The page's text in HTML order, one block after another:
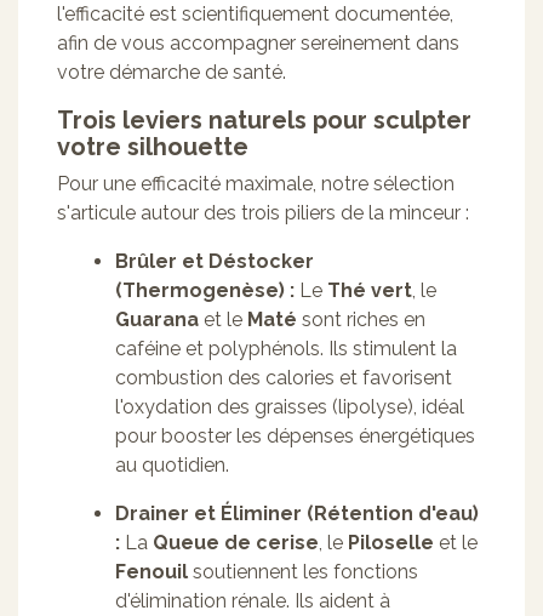
l'efficacité est scientifiquement documentée,
afin de vous accompagner sereinement dans
votre démarche de santé.
Trois leviers naturels pour sculpter
votre silhouette
Pour une efficacité maximale, notre sélection
s'articule autour des trois piliers de la minceur :
Brûler et Déstocker
(Thermogenèse) : Le Thé vert , le
Guarana et le Maté sont riches en
caféine et polyphénols. Ils stimulent la
combustion des calories et favorisent
l'oxydation des graisses (lipolyse), idéal
pour booster les dépenses énergétiques
au quotidien.
Drainer et Éliminer (Rétention d'eau)
: La Queue de cerise , le Piloselle et le
Fenouil soutiennent les fonctions
d'élimination rénale. Ils aident à